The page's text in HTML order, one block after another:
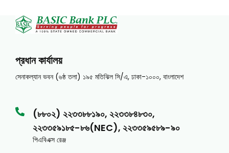
প্রধান কার্যালয়
সেনাকল্যান ভবন (৬ষ্ঠ তলা) ১৯৫ মতিঝিল সি/এ, ঢাকা-১০০০, বাংলাদেশ
(৮৮০২) ২২৩৩৮৮১৯০, ২২৩৩৮৪৮৩০,
২২৩৩৫৯১৮৫-৮৬(NEC), ২২৩৩৫৯৫৮৯-৯০
পিএবিএক্স রেঞ্জ